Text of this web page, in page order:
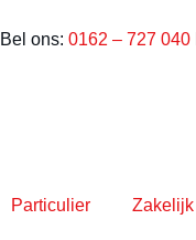
Bel ons: 0162 – 727 040
Particulier Zakelijk